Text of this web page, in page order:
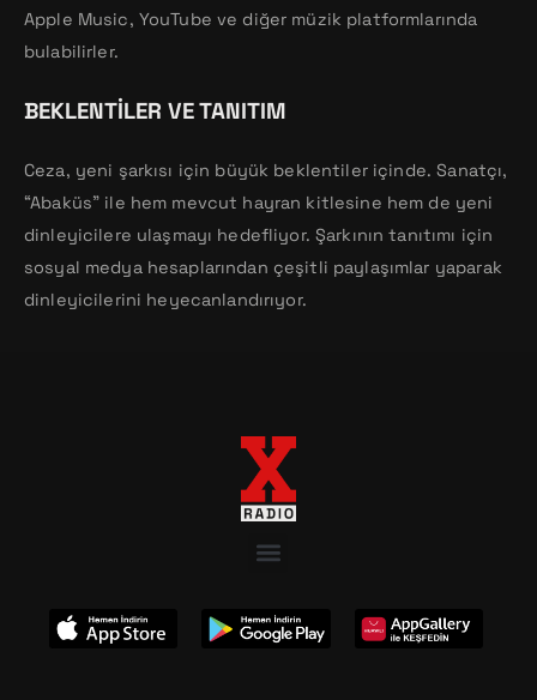
Apple Music, YouTube ve diğer müzik platformlarında
bulabilirler.
BEKLENTILER VE TANITIM
Ceza, yeni şarkısı için büyük beklentiler içinde. Sanatçı,
“Abaküs” ile hem mevcut hayran kitlesine hem de yeni
dinleyicilere ulaşmayı hedefliyor. Şarkının tanıtımı için
sosyal medya hesaplarından çeşitli paylaşımlar yaparak
dinleyicilerini heyecanlandırıyor.